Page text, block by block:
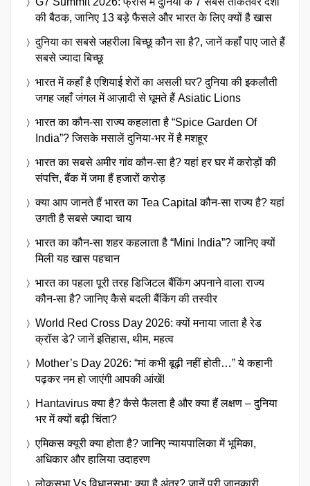
की बैठक, जानिए 13 बड़े फैसले और भारत के लिए क्यों है खास
दुनिया का सबसे जहरीला बिच्छू कौन सा है?, जानें कहाँ पाए जाते हैं
सबसे ज्यादा बिच्छू
भारत में कहाँ है एशियाई शेरों का असली घर? दुनिया की इकलौती
जगह जहाँ जंगल में आज़ादी से घूमते हैं Asiatic Lions
भारत का कौन-सा राज्य कहलाता है “Spice Garden Of
India”? जिसके मसालें दुनिया-भर में है मशहूर
भारत का सबसे अमीर गांव कौन-सा है? यहां हर घर में करोड़ों की
संपत्ति, बैंक में जमा हैं हजारों करोड़
क्या आप जानते हैं भारत का Tea Capital कौन-सा राज्य है? यहां
उगती है सबसे ज्यादा चाय
भारत का कौन-सा शहर कहलाता है “Mini India”? जानिए क्यों
मिली यह खास पहचान
भारत का पहला पूरी तरह डिजिटल बैंकिंग अपनाने वाला राज्य
कौन-सा है? जानिए कैसे बदली बैंकिंग की तस्वीर
World Red Cross Day 2026: क्यों मनाया जाता है रेड
क्रॉस डे? जानें इतिहास, थीम, महत्व
Mother’s Day 2026: “मां कभी बूढ़ी नहीं होती…” ये कहानी
पढ़कर नम हो जाएंगी आपकी आंखें!
Hantavirus क्या है? कैसे फैलता है और क्या हैं लक्षण – दुनिया
भर में क्यों बढ़ी चिंता?
एमिकस क्यूरी क्या होता है? जानिए न्यायपालिका में भूमिका,
अधिकार और हालिया उदाहरण